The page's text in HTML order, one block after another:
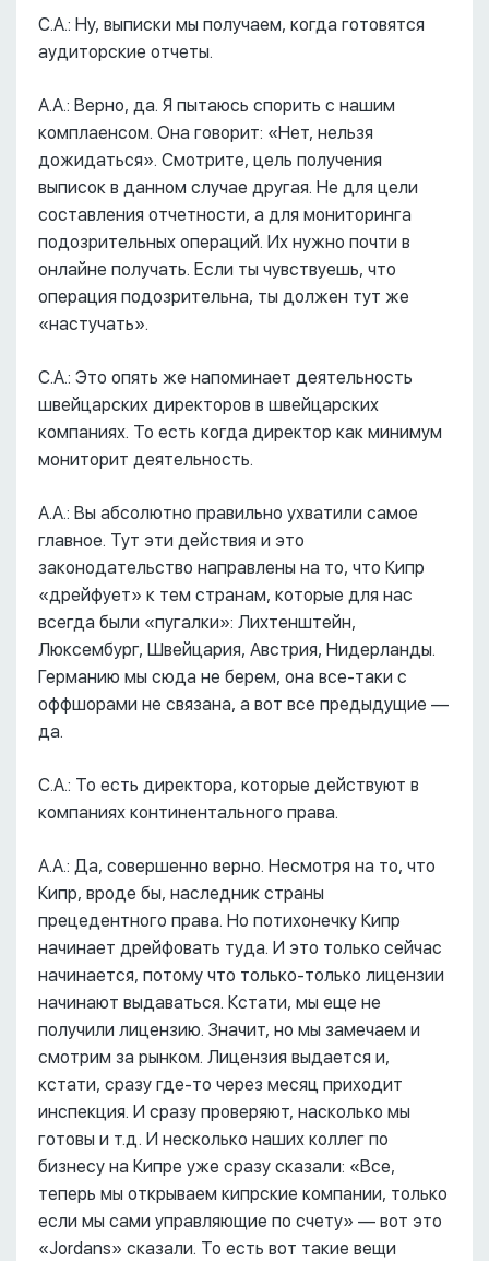
С.А.: Ну, выписки мы получаем, когда готовятся
аудиторские отчеты.
А.А.: Верно, да. Я пытаюсь спорить с нашим
комплаенсом. Она говорит: «Нет, нельзя
дожидаться». Смотрите, цель получения
выписок в данном случае другая. Не для цели
составления отчетности, а для мониторинга
подозрительных операций. Их нужно почти в
онлайне получать. Если ты чувствуешь, что
операция подозрительна, ты должен тут же
«настучать».
С.А.: Это опять же напоминает деятельность
швейцарских директоров в швейцарских
компаниях. То есть когда директор как минимум
мониторит деятельность.
А.А.: Вы абсолютно правильно ухватили самое
главное. Тут эти действия и это
законодательство направлены на то, что Кипр
«дрейфует» к тем странам, которые для нас
всегда были «пугалки»: Лихтенштейн,
Люксембург, Швейцария, Австрия, Нидерланды.
Германию мы сюда не берем, она все-таки с
оффшорами не связана, а вот все предыдущие ––
да.
С.А.: То есть директора, которые действуют в
компаниях континентального права.
А.А.: Да, совершенно верно. Несмотря на то, что
Кипр, вроде бы, наследник страны
прецедентного права. Но потихонечку Кипр
начинает дрейфовать туда. И это только сейчас
начинается, потому что только-только лицензии
начинают выдаваться. Кстати, мы еще не
получили лицензию. Значит, но мы замечаем и
смотрим за рынком. Лицензия выдается и,
кстати, сразу где-то через месяц приходит
инспекция. И сразу проверяют, насколько мы
готовы и т.д. И несколько наших коллег по
бизнесу на Кипре уже сразу сказали: «Все,
теперь мы открываем кипрские компании, только
если мы сами управляющие по счету» –– вот это
«Jordans» сказали. То есть вот такие вещи